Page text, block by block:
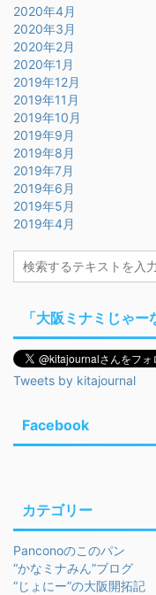
2020年4月
2020年3月
2020年2月
2020年1月
2019年12月
2019年11月
2019年10月
2019年9月
2019年8月
2019年7月
2019年6月
2019年5月
2019年4月
「大阪ミナミじゃ
Tweets by kitajournal
Facebook
カテゴリー
Panconoのこのパン
“かなミナみん”ブログ
“じょにー”の大阪開拓記